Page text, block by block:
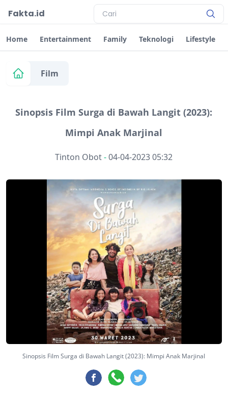
Fakta.id
Home Entertainment Family Teknologi Lifestyle
Film
Sinopsis Film Surga di Bawah Langit (2023):
Mimpi Anak Marjinal
Tinton Obot-04-04-2023 05:32
Sinopsis Film Surga di Bawah Langit (2023): Mimpi Anak Marjinal